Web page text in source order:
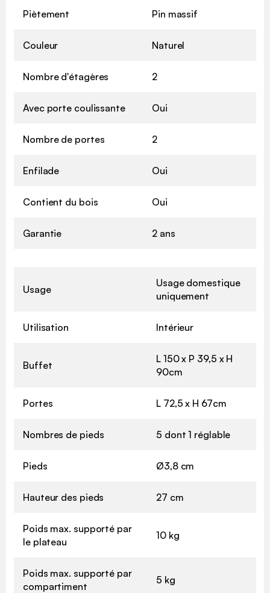
Piètement Pin massif
Couleur Naturel
Nombre d'étagères 2
Avec porte coulissante Oui
Nombre de portes 2
Enfilade Oui
Contient du bois Oui
Garantie 2 ans
Usage
Usage domestique
uniquement
Utilisation Intérieur
Buffet
L 150 x P 39,5 x H
90cm
Portes L 72,5 x H 67cm
Nombres de pieds 5 dont 1 réglable
Pieds Ø3,8 cm
Hauteur des pieds 27 cm
Poids max. supporté par
le plateau
10 kg
Poids max. supporté par
compartiment
5 kg